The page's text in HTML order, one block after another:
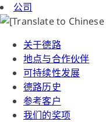
公司
关于德路
地点与合作伙伴
可持续性发展
德路历史
参考客户
我们的奖项